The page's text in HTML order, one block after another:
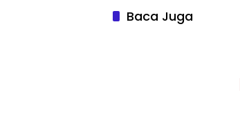
Baca Juga